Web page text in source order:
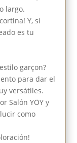
largo.
Y, si
es tu
garçon?
para dar el
versátiles.
Salón YÖY y
como